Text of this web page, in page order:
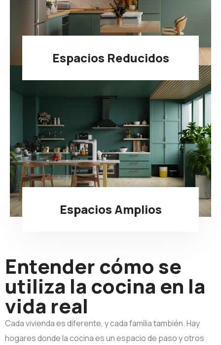
Espacios Reducidos
Espacios Amplios
Entender cómo se
utiliza la cocina en la
vida real
Cada vivienda es diferente, y cada familia también. Hay
hogares donde la cocina es un espacio de paso y otros